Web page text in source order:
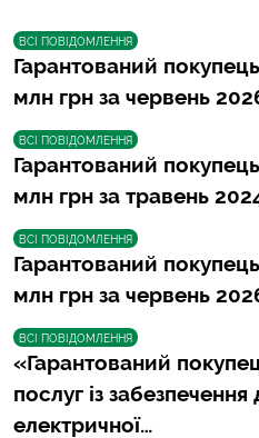
ВСІ ПОВІДОМЛЕННЯ
Гарантований
млн грн за червень
ВСІ ПОВІДОМЛЕННЯ
Гарантований
млн грн за травень
ВСІ ПОВІДОМЛЕННЯ
Гарантований
млн грн за червень
ВСІ ПОВІДОМЛЕННЯ
«Гарантований
послуг із забезпечення
електричної…